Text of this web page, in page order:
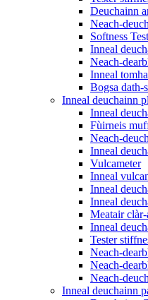
Deuchainn
Neach-
Softness
Inneal
Neach-
Inneal
Bogsa dath-
Inneal deuchainn
Inneal
Fùirneis
Neach-
Inneal
Vulcameter
Inneal
Inneal
Inneal
Meatair
Inneal
Tester
Neach-
Neach-
Neach-
Inneal deuchainn